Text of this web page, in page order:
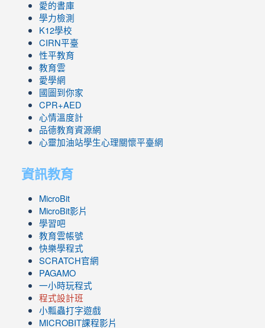
愛的書庫
學力檢測
K12學校
CIRN平臺
性平教育
教育雲
愛學網
國圖到你家
CPR+AED
心情溫度計
品德教育資源網
心靈加油站學生心理關懷平臺網
資訊教育
MicroBit
MicroBit影片
學習吧
教育雲帳號
快樂學程式
SCRATCH官網
PAGAMO
一小時玩程式
程式設計班
小瓢蟲打字遊戲
link
MICROBIT課程影片